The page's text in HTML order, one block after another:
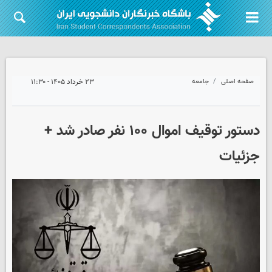
صفحه اصلی جامعه ۲۳ خرداد ۱۴۰۵ - ۱۱:۳۰
دستور توقیف اموال ۱۰۰ نفر صادر شد +
جزئیات